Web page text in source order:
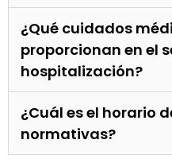
¿Qué cuidados
proporcionan en el
hospitalización?
¿Cuál es el horario
normativas?